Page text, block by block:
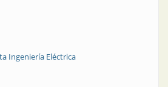
Ingeniería Eléctrica